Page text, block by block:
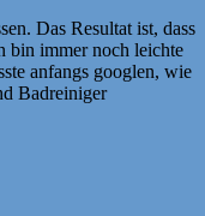
Das Resultat ist, dass
bin immer noch leichte
anfangs googlen, wie
Badreiniger